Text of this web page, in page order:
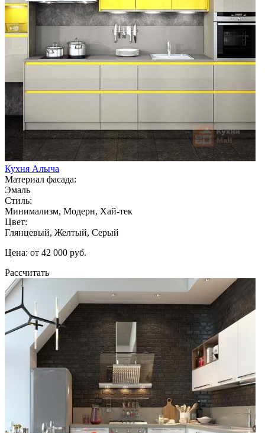
Кухня Алыча
Материал фасада:
Эмаль
Стиль:
Минимализм, Модерн, Хай-тек
Цвет:
Глянцевый, Желтый, Серый
Цена: от 42 000 руб.
Рассчитать